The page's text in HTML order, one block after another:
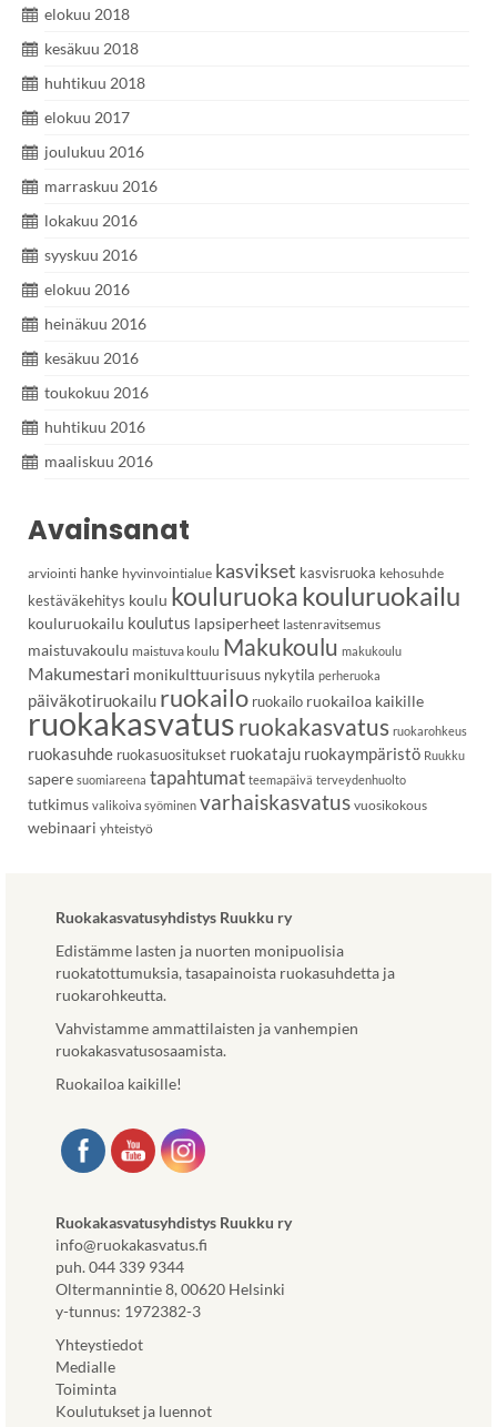
elokuu 2018
kesäkuu 2018
huhtikuu 2018
elokuu 2017
joulukuu 2016
marraskuu 2016
lokakuu 2016
syyskuu 2016
elokuu 2016
heinäkuu 2016
kesäkuu 2016
toukokuu 2016
huhtikuu 2016
maaliskuu 2016
Avainsanat
arviointi hanke hyvinvointialue kasvikset kasvisruoka kehosuhde
kestäväkehitys koulu kouluruokakouluruokailu
kouluruokailu koulutus lapsiperheet lastenravitsemus
maistuvakoulu maistuva koulu Makukoulu makukoulu
Makumestari monikulttuurisuus nykytila perheruoka
päiväkotiruokailu ruokailo ruokailo ruokailoa kaikille
ruokakasvatus ruokakasvatus ruokarohkeus
ruokasuhde ruokasuositukset ruokataju ruokaympäristö Ruukku
sapere suomiareena tapahtumat teemapäivä terveydenhuolto
tutkimus valikoiva syöminen varhaiskasvatus vuosikokous
webinaari yhteistyö
Ruokakasvatusyhdistys Ruukku ry
Edistämme lasten ja nuorten monipuolisia
ruokatottumuksia, tasapainoista ruokasuhdetta ja
ruokarohkeutta.
Vahvistamme ammattilaisten ja vanhempien
ruokakasvatusosaamista.
Ruokailoa kaikille!
Ruokakasvatusyhdistys Ruukku ry
info@ruokakasvatus.fi
puh. 044 339 9344
Oltermannintie 8, 00620 Helsinki
y-tunnus: 1972382-3
Yhteystiedot
Medialle
Toiminta
Koulutukset ja luennot